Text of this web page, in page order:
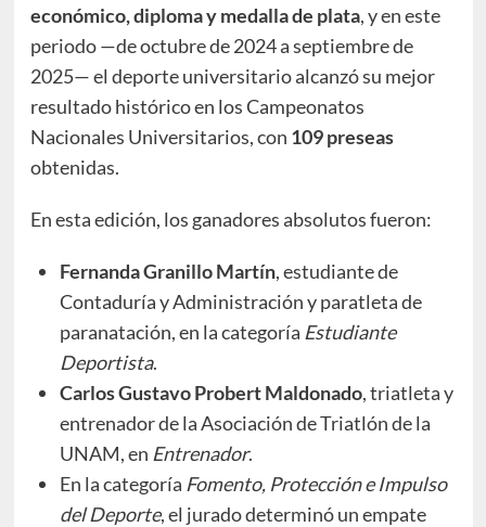
económico, diploma y medalla de plata, y en este
periodo —de octubre de 2024 a septiembre de
2025— el deporte universitario alcanzó su mejor
resultado histórico en los Campeonatos
Nacionales Universitarios, con 109 preseas
obtenidas.
En esta edición, los ganadores absolutos fueron:
Fernanda Granillo Martín, estudiante de
Contaduría y Administración y paratleta de
paranatación, en la categoría Estudiante
Deportista.
Carlos Gustavo Probert Maldonado, triatleta y
entrenador de la Asociación de Triatlón de la
UNAM, en Entrenador.
En la categoría Fomento, Protección e Impulso
del Deporte, el jurado determinó un empate